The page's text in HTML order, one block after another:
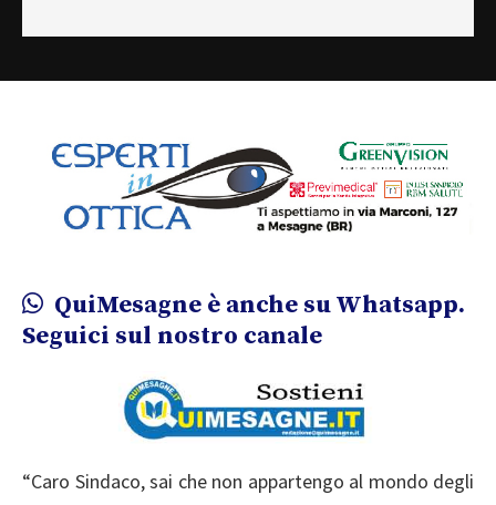
QuiMesagne è anche su Whatsapp.
Seguici sul nostro canale
“Caro Sindaco, sai che non appartengo al mondo degli